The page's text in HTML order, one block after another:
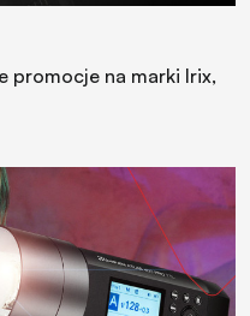
promocje na marki Irix,